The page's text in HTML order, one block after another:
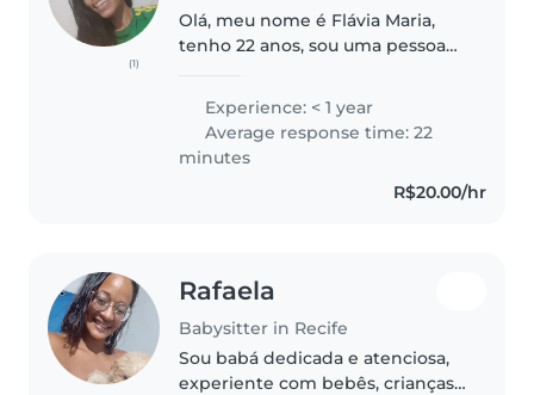
(1)
Olá, meu nome é Flávia Maria,
tenho 22 anos, sou uma pessoa
responsável, gosto de contar
histórias e lê para as crianças,
ficarei muito feliz em marcar
uma..
Experience: < 1 year
Average response time: 22
minutes
R$20.00/hr
Rafaela
Babysitter in Recife
Sou babá dedicada e atenciosa,
experiente com bebês, crianças